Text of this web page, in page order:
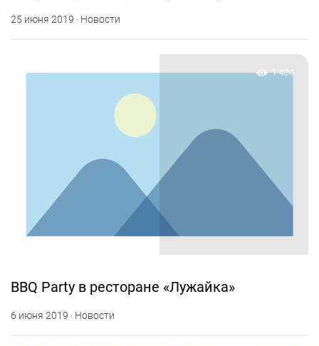
25 июня 2019 · Новости
1 484
BBQ Party в ресторане «Лужайка»
6 июня 2019 · Новости